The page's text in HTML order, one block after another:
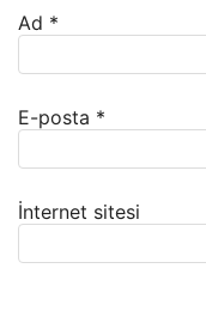
Ad *
E-posta *
İnternet sitesi